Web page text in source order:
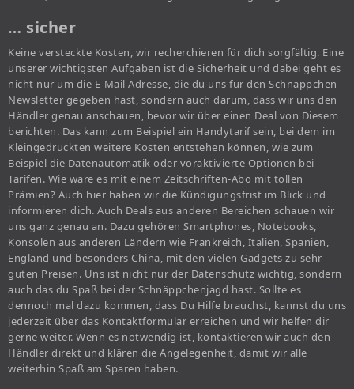
… sicher
Keine versteckte Kosten, wir recherchieren für dich sorgfältig. Eine
unserer wichtigsten Aufgaben ist die Sicherheit und dabei geht es
nicht nur um die E-Mail Adresse, die du uns für den Schnäppchen-
Newsletter gegeben hast, sondern auch darum, dass wir uns den
Händler genau anschauen, bevor wir über einen Deal von Diesem
berichten. Das kann zum Beispiel ein Handytarif sein, bei dem im
Kleingedruckten weitere Kosten entstehen können, wie zum
Beispiel die Datenautomatik oder voraktivierte Optionen bei
Tarifen. Wie wäre es mit einem Zeitschriften-Abo mit tollen
Prämien? Auch hier haben wir die Kündigungsfrist im Blick und
informieren dich. Auch Deals aus anderen Bereichen schauen wir
uns ganz genau an. Dazu gehören Smartphones, Notebooks,
Konsolen aus anderen Ländern wie Frankreich, Italien, Spanien,
England und besonders China, mit den vielen Gadgets zu sehr
guten Preisen. Uns ist nicht nur der Datenschutz wichtig, sondern
auch das du Spaß bei der Schnäppchenjagd hast. Sollte es
dennoch mal dazu kommen, dass Du Hilfe brauchst, kannst du uns
jederzeit über das Kontaktformular erreichen und wir helfen dir
gerne weiter. Wenn es notwendig ist, kontaktieren wir auch den
Händler direkt und klären die Angelegenheit, damit wir alle
weiterhin Spaß am Sparen haben.